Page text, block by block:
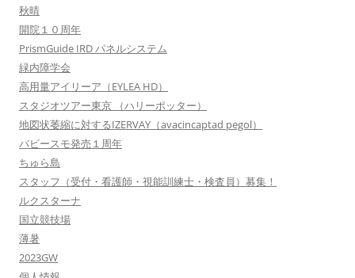
秋晴
開院１０周年
PrismGuide IRD パネルシステム
緑内障学会
高用量アイリーア（EYLEA HD）
スタジオツアー東京 （ハリーポッター）
地図状萎縮に対するIZERVAY（avacincaptad pegol）
バビースモ発売１周年
ちゅら島
スタッフ（受付・看護師・視能訓練士・検査員）募集！
ルクスターナ
国立競技場
薄暑
2023GW